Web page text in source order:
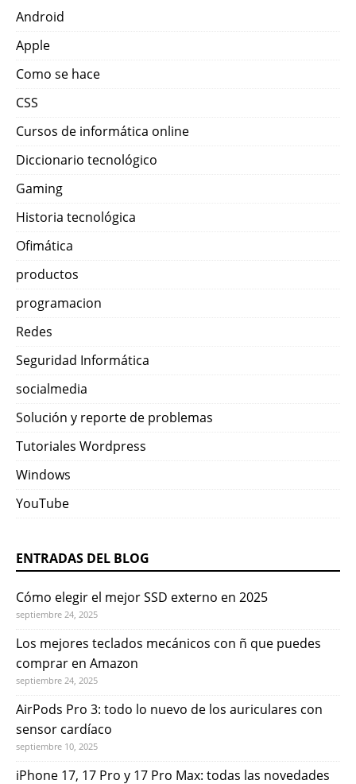
Android
Apple
Como se hace
CSS
Cursos de informática online
Diccionario tecnológico
Gaming
Historia tecnológica
Ofimática
productos
programacion
Redes
Seguridad Informática
socialmedia
Solución y reporte de problemas
Tutoriales Wordpress
Windows
YouTube
ENTRADAS DEL BLOG
Cómo elegir el mejor SSD externo en 2025
septiembre 24, 2025
Los mejores teclados mecánicos con ñ que puedes
comprar en Amazon
septiembre 24, 2025
AirPods Pro 3: todo lo nuevo de los auriculares con
sensor cardíaco
septiembre 10, 2025
iPhone 17, 17 Pro y 17 Pro Max: todas las novedades